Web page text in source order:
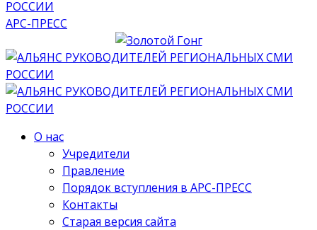
АРС-ПРЕСС
О нас
Учредители
Правление
Порядок вступления в АРС-ПРЕСС
Контакты
Старая версия сайта